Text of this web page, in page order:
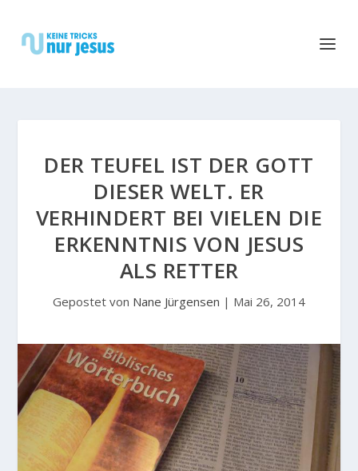
DER TEUFEL IST DER GOTT
DIESER WELT. ER
VERHINDERT BEI VIELEN DIE
ERKENNTNIS VON JESUS
ALS RETTER
Gepostet von Nane Jürgensen | Mai 26, 2014